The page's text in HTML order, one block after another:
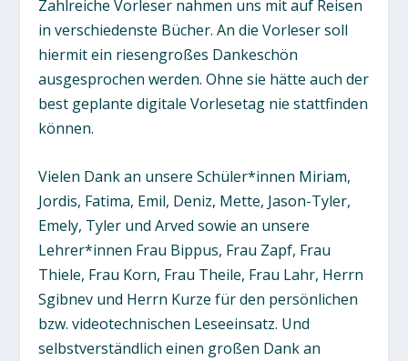
Zahlreiche Vorleser nahmen uns mit auf Reisen
in verschiedenste Bücher. An die Vorleser soll
hiermit ein riesengroßes Dankeschön
ausgesprochen werden. Ohne sie hätte auch der
best geplante digitale Vorlesetag nie stattfinden
können.
Vielen Dank an unsere Schüler*innen Miriam,
Jordis, Fatima, Emil, Deniz, Mette, Jason-Tyler,
Emely, Tyler und Arved sowie an unsere
Lehrer*innen Frau Bippus, Frau Zapf, Frau
Thiele, Frau Korn, Frau Theile, Frau Lahr, Herrn
Sgibnev und Herrn Kurze für den persönlichen
bzw. videotechnischen Leseeinsatz. Und
selbstverständlich einen großen Dank an